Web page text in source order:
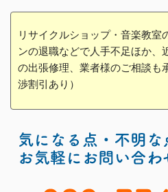
リサイクルショップ・音楽教室
ンの退職などで人手不足ほか、
の出張修理、業者様のご相談も
渉割引あり）